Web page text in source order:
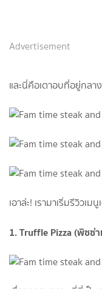
Advertisement
และนี่คือเตาอบที่อยู่กลา
เอาล่ะ! เรามาเริ่มรีวิวเ
1. Truffle Pizza (พิซซ่